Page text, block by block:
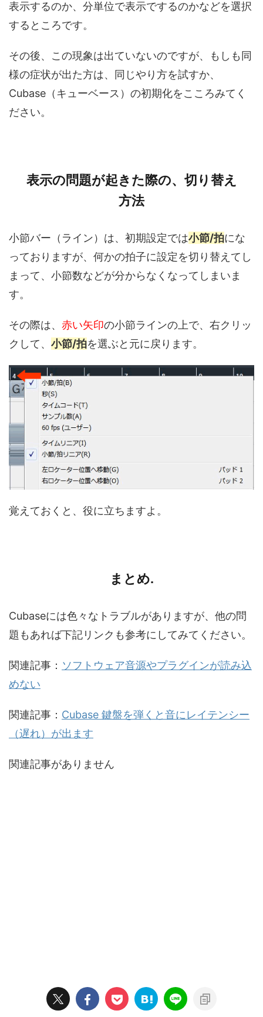
表示するのか、分単位で表示でするのかなどを選択
するところです。
その後、この現象は出ていないのですが、もしも同
様の症状が出た方は、同じやり方を試すか、
Cubase（キューベース）の初期化をこころみてく
ださい。
表示の問題が起きた際の、切り替え
方法
小節バー（ライン）は、初期設定では小節/拍にな
っておりますが、何かの拍子に設定を切り替えてし
まって、小節数などが分からなくなってしまいま
す。
その際は、 赤い矢印の小節ラインの上で、右クリッ
クして、 小節/拍を選ぶと元に戻ります。
覚えておくと、役に立ちますよ。
まとめ.
Cubaseには色々なトラブルがありますが、他の問
題もあれば下記リンクも参考にしてみてください。
関連記事： ソフトウェア音源やプラグインが読み込
めない
関連記事： Cubase 鍵盤を弾くと音にレイテンシー
（遅れ）が出ます
関連記事がありません